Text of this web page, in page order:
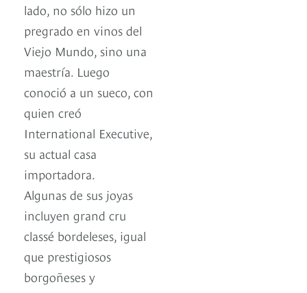
lado, no sólo hizo un
pregrado en vinos del
Viejo Mundo, sino una
maestría. Luego
conoció a un sueco, con
quien creó
International Executive,
su actual casa
importadora.
Algunas de sus joyas
incluyen grand cru
classé bordeleses, igual
que prestigiosos
borgoñeses y